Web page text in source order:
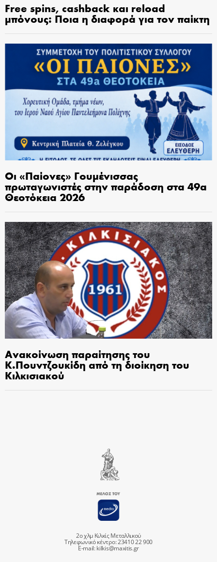
Free spins, cashback και reload
μπόνους: Ποια η διαφορά για τον παίκτη
Οι «Παίονες» Γουμένισσας
πρωταγωνιστές στην παράδοση στα 49α
Θεοτόκεια 2026
Ανακοίνωση παραίτησης του
Κ.Πουντζουκίδη από τη διοίκηση του
Κιλκισιακού
2ο χλμ Κιλκίς Μεταλλικού
Τηλεφωνικό κέντρο: 23410 22 900
E-mail:kilkis@maxitis.gr